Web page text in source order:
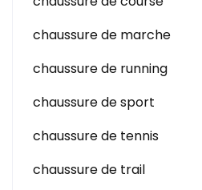
chaussure de marche
chaussure de running
chaussure de sport
chaussure de tennis
chaussure de trail